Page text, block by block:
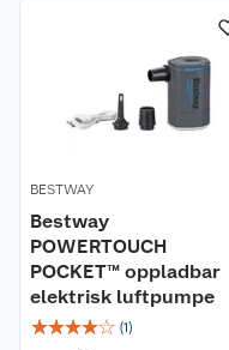
BESTWAY
Bestway
POWERTOUCH
POCKET™ oppladbar
elektrisk luftpumpe
☆☆☆☆☆ (1)